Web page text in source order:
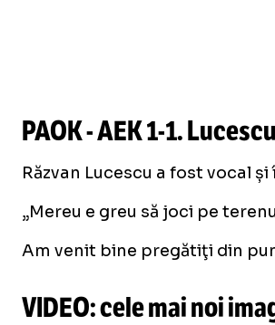
PAOK - AEK1-1.
Răzvan Lucescu a fost vocal
„Mereu e greu să joci pe
Am venit bine pregătiţi din
VIDEO: cele mai noi